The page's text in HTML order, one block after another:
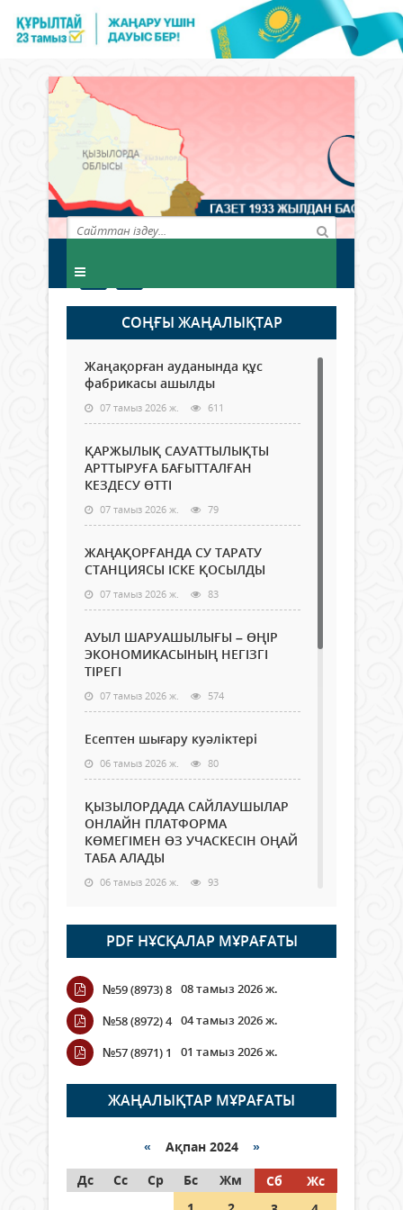
СОҢҒЫ ЖАҢАЛЫҚТАР
Жаңақорған ауданында құс
фабрикасы ашылды
07 тамыз 2026 ж. 611
ҚАРЖЫЛЫҚ САУАТТЫЛЫҚТЫ
АРТТЫРУҒА БАҒЫТТАЛҒАН
КЕЗДЕСУ ӨТТІ
07 тамыз 2026 ж. 79
ЖАҢАҚОРҒАНДА СУ ТАРАТУ
СТАНЦИЯСЫ ІСКЕ ҚОСЫЛДЫ
07 тамыз 2026 ж. 83
АУЫЛ ШАРУАШЫЛЫҒЫ – ӨҢІР
ЭКОНОМИКАСЫНЫҢ НЕГІЗГІ
ТІРЕГІ
07 тамыз 2026 ж. 574
Есептен шығару куәліктері
06 тамыз 2026 ж. 80
ҚЫЗЫЛОРДАДА САЙЛАУШЫЛАР
ОНЛАЙН ПЛАТФОРМА
КӨМЕГІМЕН ӨЗ УЧАСКЕСІН ОҢАЙ
ТАБА АЛАДЫ
06 тамыз 2026 ж. 93
Open Air: Қызылорда облысы
полиция департаменті 20
мыңнан астам көрерменнің
қауіпсіздігін қамтамасыз етті
06 тамыз 2026 ж.
Wi-Fi ҚАБЫРҒА АРҚЫЛЫ ҚАЛАЙ
ӨТЕДІ?
06 тамыз 2026 ж. 270
граждане Казахстана,
05 тамыз 2026 ж. 152
PDF НҰСҚАЛАР МҰРАҒАТЫ
№59 (8973) 8 08 тамыз 2026 ж.
№58 (8972) 4 04 тамыз 2026 ж.
№57 (8971) 1
01 тамыз 2026 ж.
ЖАҢАЛЫҚТАР МҰРАҒАТЫ
« Ақпан 2024 »
Дс
Сс Ср Бс Жм Сб
Жс